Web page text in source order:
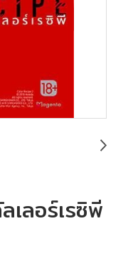
เลอร์เรซิพี